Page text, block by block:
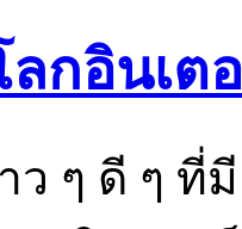
กอินเต
ว ๆ ดี ๆ